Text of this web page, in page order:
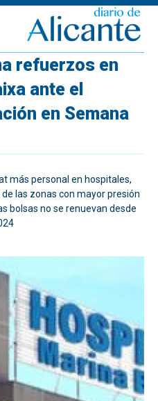
refuerzos en
ante el
en Semana
más personal en hospitales,
las zonas con mayor presión
bolsas no se renuevan desde